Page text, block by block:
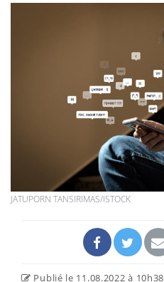
JATUPORN TANSIRIMAS/ISTOCK
Publié le 11.08.2022 à 10h38